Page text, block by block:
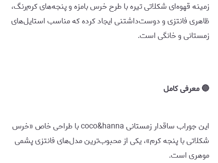
زمینه قهوه‌ای شکلاتی تیره با طرح خرس بامزه و پنجه‌های کرم‌رنگ،
ظاهری فانتزی و دوست‌داشتنی ایجاد کرده که مناسب استایل‌های
زمستانی و خانگی است.
🔵 معرفی کامل
این جوراب ساقدار زمستانی coco&hanna با طراحی خاص «خرس
شکلاتی با پنجه کرم»، یکی از محبوب‌ترین مدل‌های فانتزی پشمی
موهری است.